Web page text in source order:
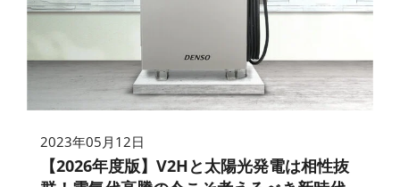
2023年05月12日
【2026年度版】V2Hと太陽光発電は相性抜